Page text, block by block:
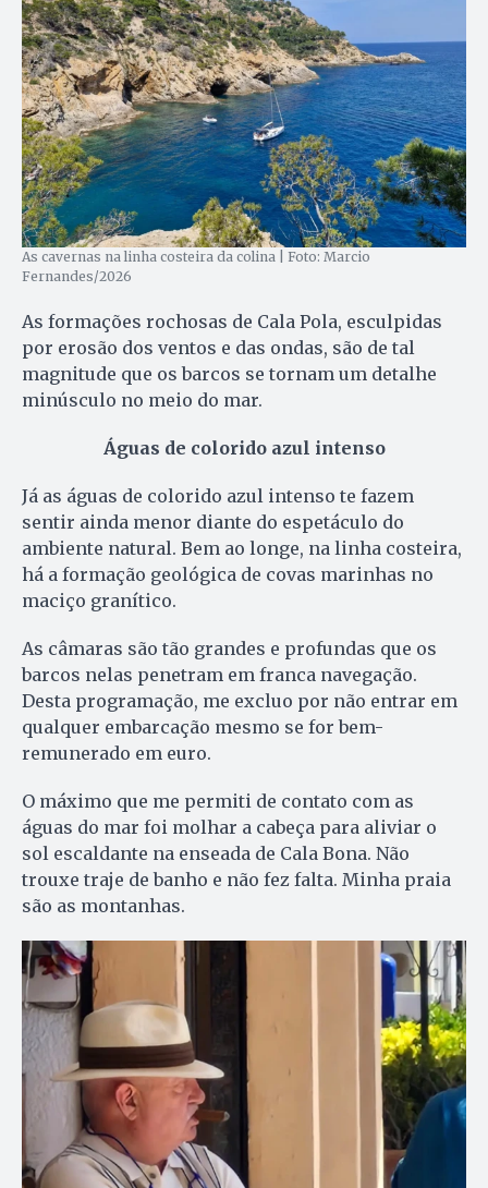
As cavernas na linha costeira da colina | Foto: Marcio
Fernandes/2026
As formações rochosas de Cala Pola, esculpidas
por erosão dos ventos e das ondas, são de tal
magnitude que os barcos se tornam um detalhe
minúsculo no meio do mar.
Águas de colorido azul intenso
Já as águas de colorido azul intenso te fazem
sentir ainda menor diante do espetáculo do
ambiente natural. Bem ao longe, na linha costeira,
há a formação geológica de covas marinhas no
maciço granítico.
As câmaras são tão grandes e profundas que os
barcos nelas penetram em franca navegação.
Desta programação, me excluo por não entrar em
qualquer embarcação mesmo se for bem-
remunerado em euro.
O máximo que me permiti de contato com as
águas do mar foi molhar a cabeça para aliviar o
sol escaldante na enseada de Cala Bona. Não
trouxe traje de banho e não fez falta. Minha praia
são as montanhas.